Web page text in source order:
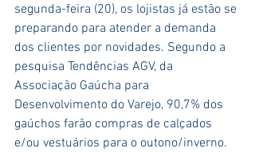
segunda-feira (20), os lojistas já estão se
preparando para atender a demanda
dos clientes por novidades. Segundo a
pesquisa Tendências AGV, da
Associação Gaúcha para
Desenvolvimento do Varejo, 90,7% dos
gaúchos farão compras de calçados
e/ou vestuários para o outono/inverno.